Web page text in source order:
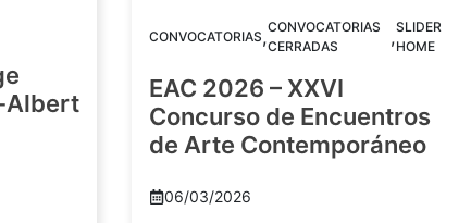
Albert
CONVOCATORIAS,CONVOCATORIAS
CERRADAS
,SLIDER
HOME
EAC 2026 – XXVI
Concurso de Encuentros
de Arte Contemporáneo
06/03/2026